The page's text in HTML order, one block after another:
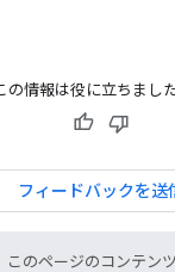
の情報は役に立ちまし
フィードバックを送
このページのコンテン